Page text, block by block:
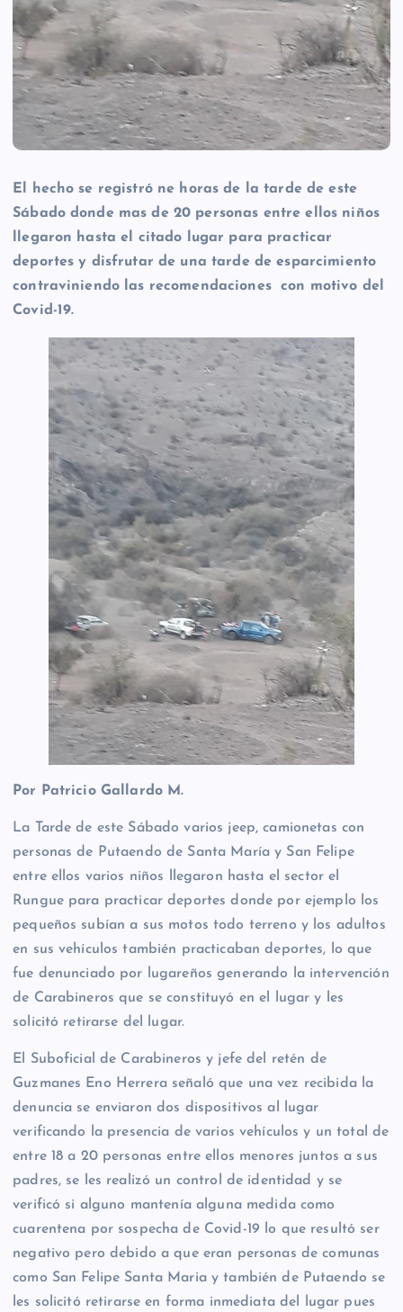
El hecho se registró ne horas de la tarde de este
Sábado donde mas de 20 personas entre ellos niños
llegaron hasta el citado lugar para practicar
deportes y disfrutar de una tarde de esparcimiento
contraviniendo las recomendaciones con motivo del
Covid-19.
Por Patricio Gallardo M.
La Tarde de este Sábado varios jeep, camionetas con
personas de Putaendo de Santa María y San Felipe
entre ellos varios niños llegaron hasta el sector el
Rungue para practicar deportes donde por ejemplo los
pequeños subían a sus motos todo terreno y los adultos
en sus vehículos también practicaban deportes, lo que
fue denunciado por lugareños generando la intervención
de Carabineros que se constituyó en el lugar y les
solicitó retirarse del lugar.
El Suboficial de Carabineros y jefe del retén de
Guzmanes Eno Herrera señaló que una vez recibida la
denuncia se enviaron dos dispositivos al lugar
verificando la presencia de varios vehículos y un total de
entre 18 a 20 personas entre ellos menores juntos a sus
padres, se les realizó un control de identidad y se
verificó si alguno mantenía alguna medida como
cuarentena por sospecha de Covid-19 lo que resultó ser
negativo pero debido a que eran personas de comunas
como San Felipe Santa Maria y también de Putaendo se
les solicitó retirarse en forma inmediata del lugar pues